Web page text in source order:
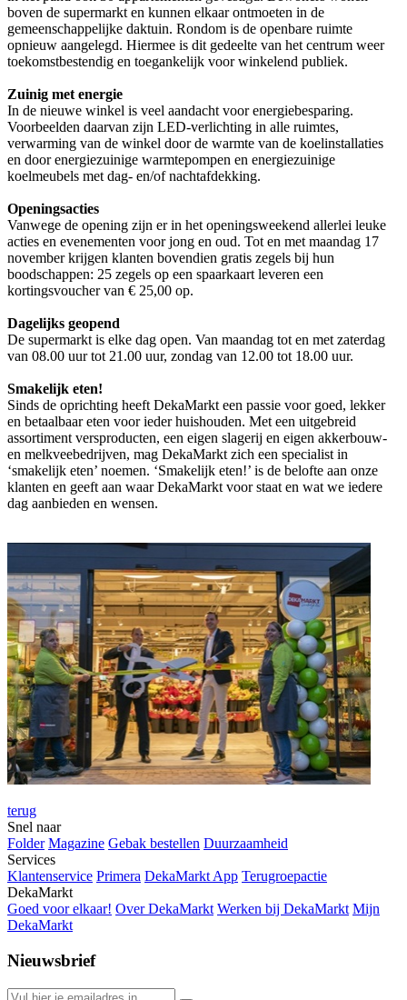
boven de supermarkt en kunnen elkaar ontmoeten in de
gemeenschappelijke daktuin. Rondom is de openbare ruimte
opnieuw aangelegd. Hiermee is dit gedeelte van het centrum weer
toekomstbestendig en toegankelijk voor winkelend publiek.
Zuinig met energie
In de nieuwe winkel is veel aandacht voor energiebesparing.
Voorbeelden daarvan zijn LED-verlichting in alle ruimtes,
verwarming van de winkel door de warmte van de koelinstallaties
en door energiezuinige warmtepompen en energiezuinige
koelmeubels met dag- en/of nachtafdekking.
Openingsacties
Vanwege de opening zijn er in het openingsweekend allerlei leuke
acties en evenementen voor jong en oud. Tot en met maandag 17
november krijgen klanten bovendien gratis zegels bij hun
boodschappen: 25 zegels op een spaarkaart leveren een
kortingsvoucher van € 25,00 op.
Dagelijks geopend
De supermarkt is elke dag open. Van maandag tot en met zaterdag
van 08.00 uur tot 21.00 uur, zondag van 12.00 tot 18.00 uur.
Smakelijk eten!
Sinds de oprichting heeft DekaMarkt een passie voor goed, lekker
en betaalbaar eten voor ieder huishouden. Met een uitgebreid
assortiment versproducten, een eigen slagerij en eigen akkerbouw-
en melkveebedrijven, mag DekaMarkt zich een specialist in
‘smakelijk eten’ noemen. ‘Smakelijk eten!’ is de belofte aan onze
klanten en geeft aan waar DekaMarkt voor staat en wat we iedere
dag aanbieden en wensen.
terug
Snel naar
Folder Magazine Gebak bestellen Duurzaamheid
Services
Klantenservice Primera DekaMarkt App Terugroepactie
DekaMarkt
Goed voor elkaar! Over DekaMarkt Werken bij DekaMarkt Mijn
DekaMarkt
Nieuwsbrief